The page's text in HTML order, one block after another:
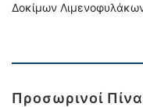
Δοκίμων
Προσωρινοί